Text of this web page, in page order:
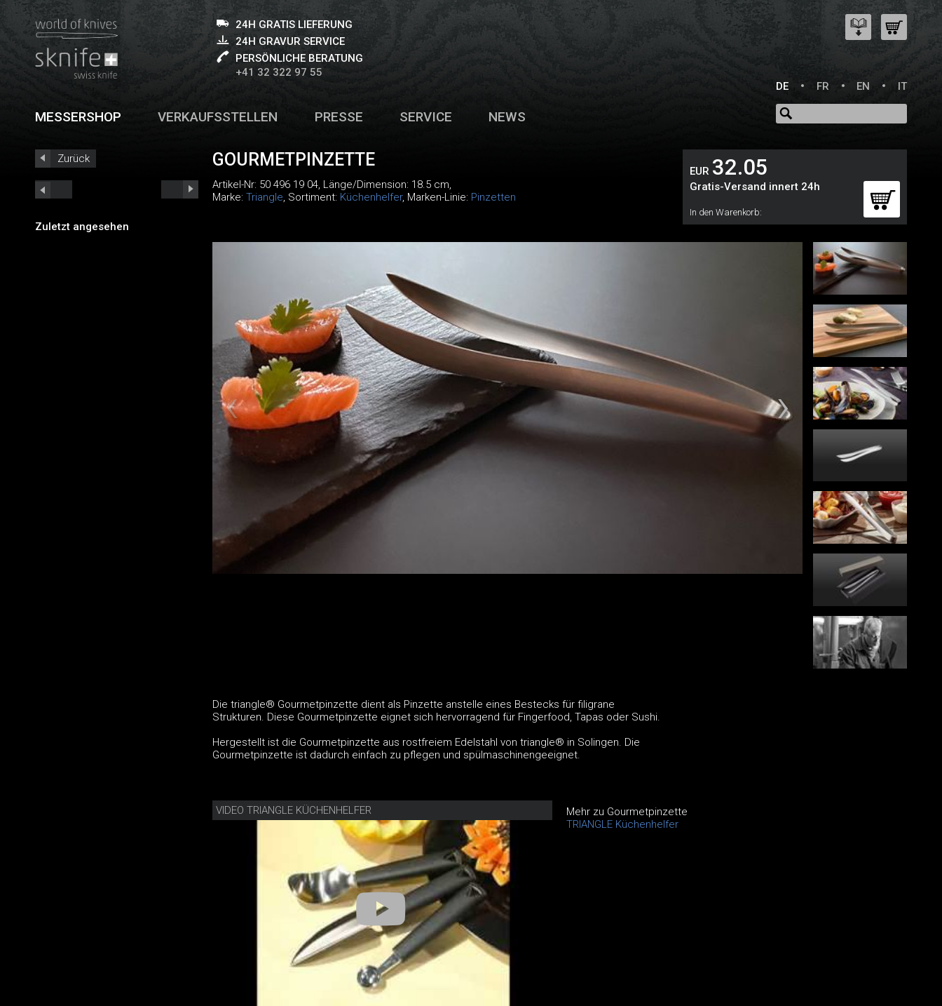
24H GRATIS LIEFERUNG
24H GRAVUR SERVICE
PERSÖNLICHE BERATUNG
+41 32 322 97 55
DE
FR EN IT
MESSERSHOP VERKAUFSSTELLEN PRESSE SERVICE NEWS
Zurück
Zuletzt angesehen
GOURMETPINZETTE
Artikel-Nr: 50 496 19 04, Länge/Dimension: 18.5 cm,
Marke: Triangle, Sortiment: Küchenhelfer, Marken-Linie: Pinzetten
EUR 32.05
Gratis-Versand innert 24h
In den Warenkorb:
Die triangle® Gourmetpinzette dient als Pinzette anstelle eines Bestecks für filigrane
Strukturen. Diese Gourmetpinzette eignet sich hervorragend für Fingerfood, Tapas oder Sushi.
Hergestellt ist die Gourmetpinzette aus rostfreiem Edelstahl von triangle® in Solingen. Die
Gourmetpinzette ist dadurch einfach zu pflegen und spülmaschinengeeignet.
VIDEO TRIANGLE KÜCHENHELFER
Mehr zu Gourmetpinzette
TRIANGLE Küchenhelfer